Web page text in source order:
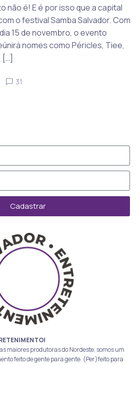
não é! E é por isso que a capital
o festival Samba Salvador. Com
15 de novembro, o evento
nomes como Péricles, Tiee,
[…]
31
Cadastrar
maiores produtoras do Nordeste, somos um
feito de gente para gente. (Per)feito para